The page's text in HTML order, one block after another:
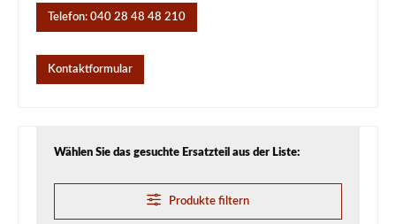
Telefon: 040 28 48 48 210
Kontaktformular
Wählen Sie das gesuchte Ersatzteil aus der Liste:
Produkte filtern